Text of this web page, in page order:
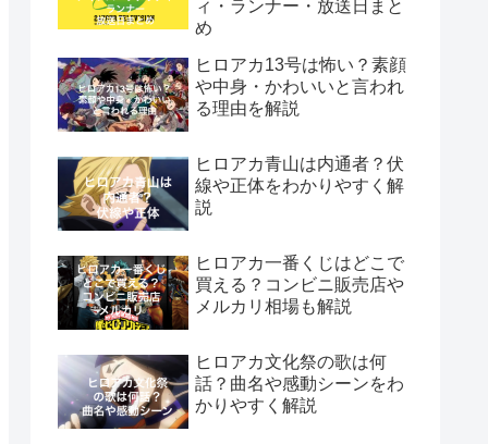
ィ・ランナー・放送日まと
め
ヒロアカ13号は怖い？素顔
や中身・かわいいと言われ
る理由を解説
ヒロアカ青山は内通者？伏
線や正体をわかりやすく解
説
ヒロアカ一番くじはどこで
買える？コンビニ販売店や
メルカリ相場も解説
ヒロアカ文化祭の歌は何
話？曲名や感動シーンをわ
かりやすく解説